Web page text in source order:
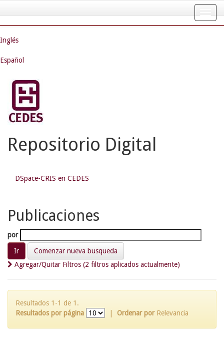
navigation
Inglés
Español
Repositorio Digital
DSpace-CRIS en CEDES
Publicaciones
por
Comenzar nueva busqueda
Agregar/Quitar Filtros (2 filtros aplicados actualmente)
Resultados 1-1 de 1.
Resultados por página
Ordenar por Relevancia